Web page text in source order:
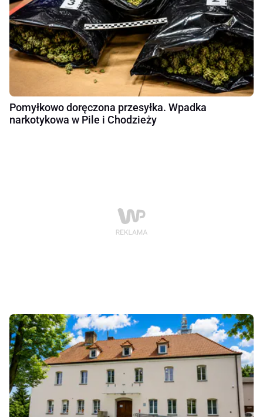
Pomyłkowo doręczona przesyłka. Wpadka
narkotykowa w Pile i Chodzieży